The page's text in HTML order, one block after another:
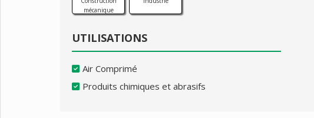
mécanique
UTILISATIONS
Air Comprimé
Produits chimiques et abrasifs